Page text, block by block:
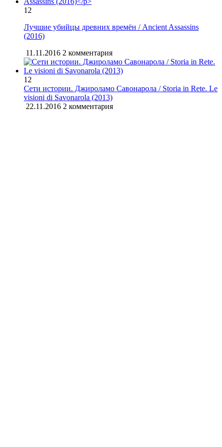
12
Лучшие убийцы древних времён / Ancient Assassins
(2016)
11.11.2016 2 комментария
12
Сети истории. Джироламо Савонарола / Storia in Rete. Le
visioni di Savonarola (2013)
22.11.2016 2 комментария